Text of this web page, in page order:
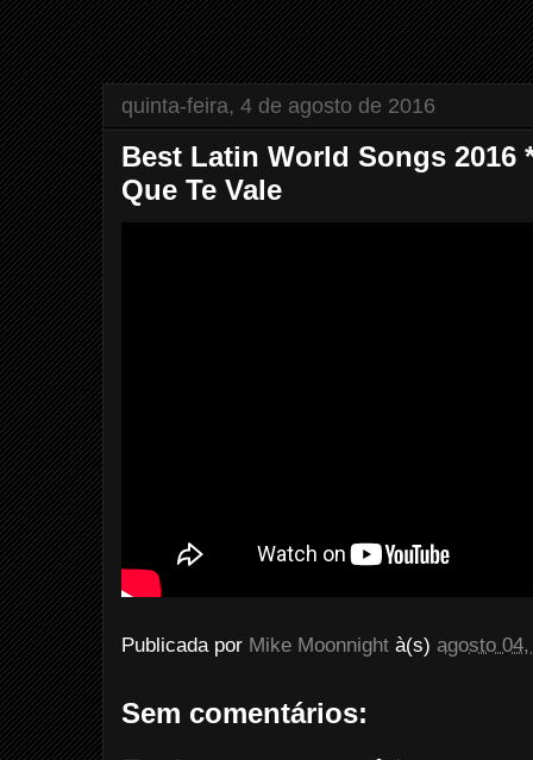
quinta-feira, 4 de agosto de 2016
Best Latin World Songs 2016
Que Te Vale
Publicada por Mike Moonnight à(s) agosto
Sem comentários: